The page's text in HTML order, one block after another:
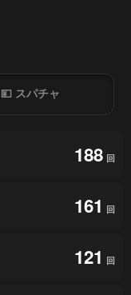
💴 スパチャ
188 回
161 回
121 回